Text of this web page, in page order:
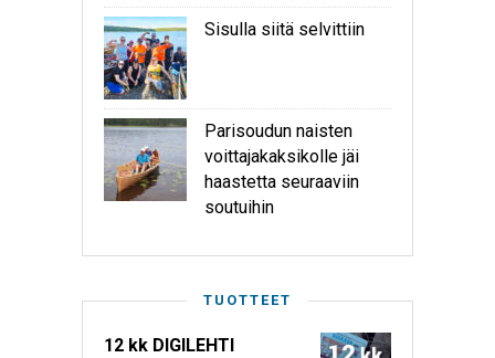
Sisulla siitä selvittiin
Parisoudun naisten
voittajakaksikolle jäi
haastetta seuraaviin
soutuihin
TUOTTEET
12 kk DIGILEHTI